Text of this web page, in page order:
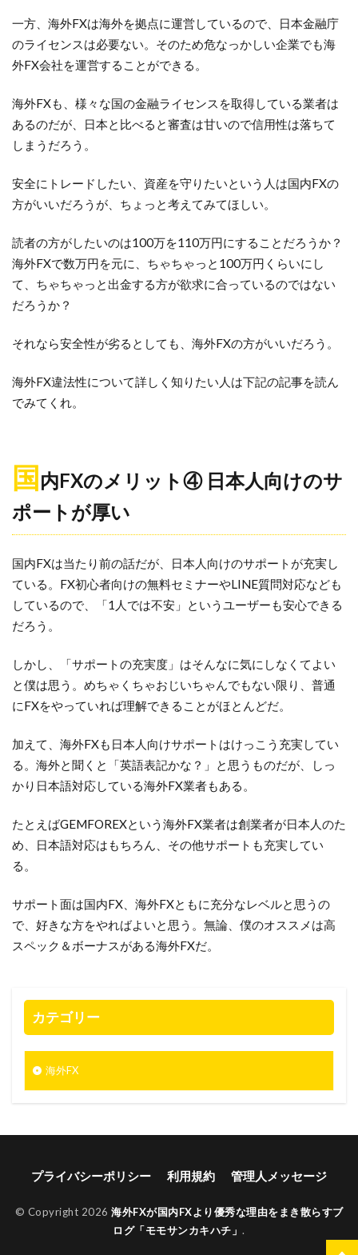
一方、海外FXは海外を拠点に運営しているので、日本金融庁
のライセンスは必要ない。そのため危なっかしい企業でも海
外FX会社を運営することができる。
海外FXも、様々な国の金融ライセンスを取得している業者は
あるのだが、日本と比べると審査は甘いので信用性は落ちて
しまうだろう。
安全にトレードしたい、資産を守りたいという人は国内FXの
方がいいだろうが、ちょっと考えてみてほしい。
読者の方がしたいのは100万を110万円にすることだろうか？
海外FXで数万円を元に、ちゃちゃっと100万円くらいにし
て、ちゃちゃっと出金する方が欲求に合っているのではない
だろうか？
それなら安全性が劣るとしても、海外FXの方がいいだろう。
海外FX違法性について詳しく知りたい人は下記の記事を読ん
でみてくれ。
国内FXのメリット④ 日本人向けのサ
ポートが厚い
国内FXは当たり前の話だが、日本人向けのサポートが充実し
ている。FX初心者向けの無料セミナーやLINE質問対応なども
しているので、「1人では不安」というユーザーも安心できる
だろう。
しかし、「サポートの充実度」はそんなに気にしなくてよい
と僕は思う。めちゃくちゃおじいちゃんでもない限り、普通
にFXをやっていれば理解できることがほとんどだ。
加えて、海外FXも日本人向けサポートはけっこう充実してい
る。海外と聞くと「英語表記かな？」と思うものだが、しっ
かり日本語対応している海外FX業者もある。
たとえばGEMFOREXという海外FX業者は創業者が日本人のた
め、日本語対応はもちろん、その他サポートも充実してい
る。
サポート面は国内FX、海外FXともに充分なレベルと思うの
で、好きな方をやればよいと思う。無論、僕のオススメは高
スペック＆ボーナスがある海外FXだ。
カテゴリー
海外FX
プライバシーポリシー 利用規約 管理人メッセージ
© Copyright 2026 海外FXが国内FXより優秀な理由をまき散らすブ
ログ「モモサンカキハチ」.